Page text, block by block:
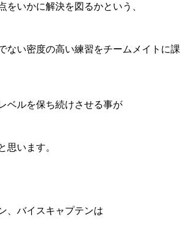
をいかに解決を図るかという、
ない密度の高い練習をチームメイトに課
ベルを保ち続けさせる事が
思います。
、バイスキャプテンは